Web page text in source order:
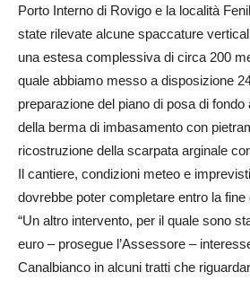
Porto Interno di Rovigo e la località
state rilevate alcune spaccature
una estesa complessiva di circa 200
quale abbiamo messo a disposizione
preparazione del piano di posa di
della berma di imbasamento con
ricostruzione della scarpata arginale
Il cantiere, condizioni meteo e
dovrebbe poter completare entro la fine
“Un altro intervento, per il quale sono
euro – prosegue l’Assessore –
Canalbianco in alcuni tratti che